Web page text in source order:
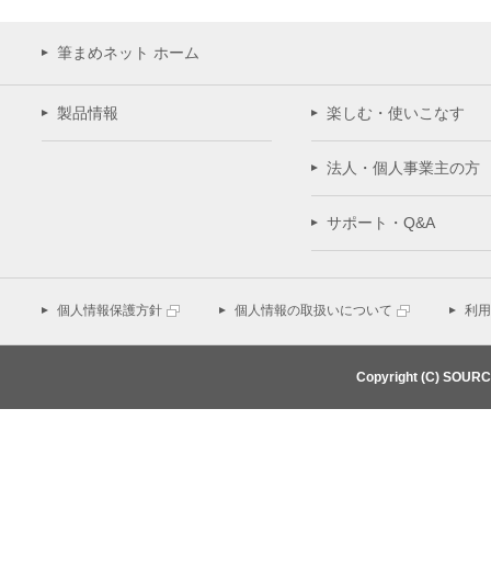
筆まめネット ホーム
製品情報 楽しむ・使いこなす
法人・個人事業主の方
サポート・Q&A
個人情報保護方針 個人情報の取扱いについて 利
Copyright (C)